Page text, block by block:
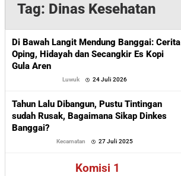
Tag: Dinas Kesehatan
Di Bawah Langit Mendung Banggai: Cerita
Oping, Hidayah dan Secangkir Es Kopi
Gula Aren
Luwuk 24 Juli 2026
Tahun Lalu Dibangun, Pustu Tintingan
sudah Rusak, Bagaimana Sikap Dinkes
Banggai?
Kecamatan 27 Juli 2025
Komisi 1